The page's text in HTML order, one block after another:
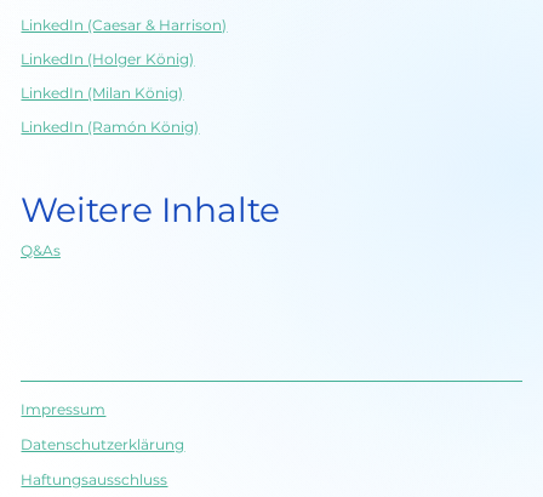
LinkedIn (Caesar & Harrison)
LinkedIn (Holger König)
LinkedIn (Milan König)
LinkedIn (Ramón König)
Weitere Inhalte
Q&As
Impressum
Datenschutz­erklärung
Haftungsausschluss